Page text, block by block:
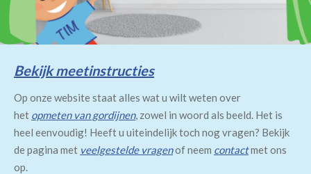
Bekijk meetinstructies
Op onze website staat alles wat u wilt weten over
het opmeten van gordijnen, zowel in woord als beeld. Het is
heel eenvoudig! Heeft u uiteindelijk toch nog vragen? Bekijk
de pagina met veelgestelde vragenof neem contactmet ons
op.